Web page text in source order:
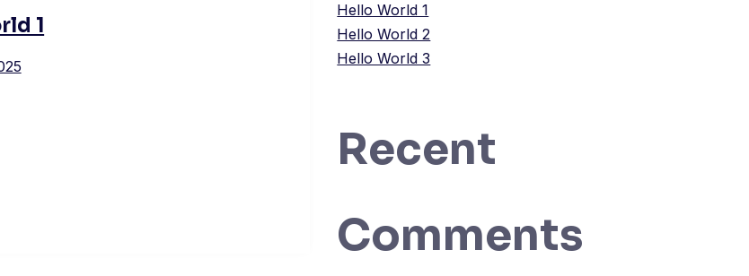
1
Hello World 1
Hello World 2
Hello World 3
Recent
Comments